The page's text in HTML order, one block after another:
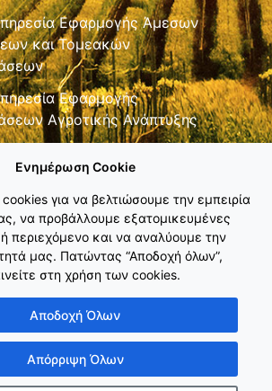
Εφαρμογής Άμεσων
και Τομεακών
Εφαρμογής
Αγροτικής Ανάπτυξης
Δίκτυο ΚΑΠ
Ενωσιακών Πόρων & Υποδομών
Κατασκευή ιστοσελίδαςλimeframe
Ενημέρωση Cookie
για να βελτιώσουμε την εμπειρία
να προβάλλουμε εξατομικευμένες
ή περιεχόμενο και να αναλύουμε την
μας. Πατώντας “Αποδοχή όλων”,
στη χρήση των cookies.
Αποδοχή Όλων
Απόρριψη Όλων